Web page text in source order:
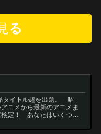
る
タイトル超を出題。 昭
ニメから最新のアニメま
定！ あなたはいくつわ
題までの小学生の簡単問